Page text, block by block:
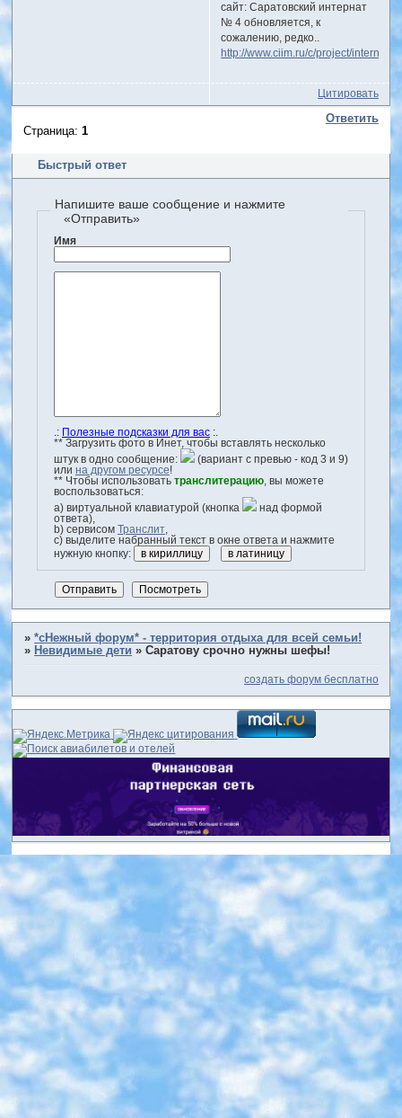
сайт: Саратовский интернат
№ 4 обновляется, к
сожалению, редко..
http://www.ciim.ru/c/project/
Цитировать
Ответить
Страница:1
Быстрый ответ
Напишите ваше сообщение и нажмите
«Отправить»
Имя
.: Полезные подсказки для вас:.
** Загрузить фото в Инет, чтобы вставлять несколько
штук в одно сообщение:
(вариант с превью - код 3 и 9)
или на другом ресурсе!
** Чтобы использовать транслитерацию, вы можете
воспользоваться:
a) виртуальной клавиатурой (кнопка
над формой
ответа),
b) сервисом Транслит,
с) выделите набранный текст в окне ответа и нажмите
нужную кнопку:
»*сНежный форум* - территория отдыха для всей семьи!
» Невидимые дети »Саратову срочно нужны шефы!
создать форум бесплатно